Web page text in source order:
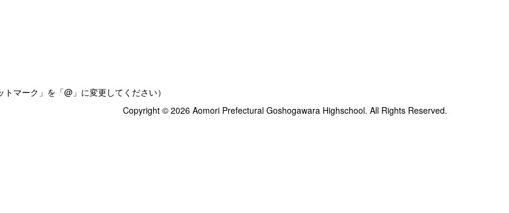
マーク」を「@」に変更してください）
Copyright © 2026 Aomori Prefectural Goshogawara Highschool. All Rights Reserved.